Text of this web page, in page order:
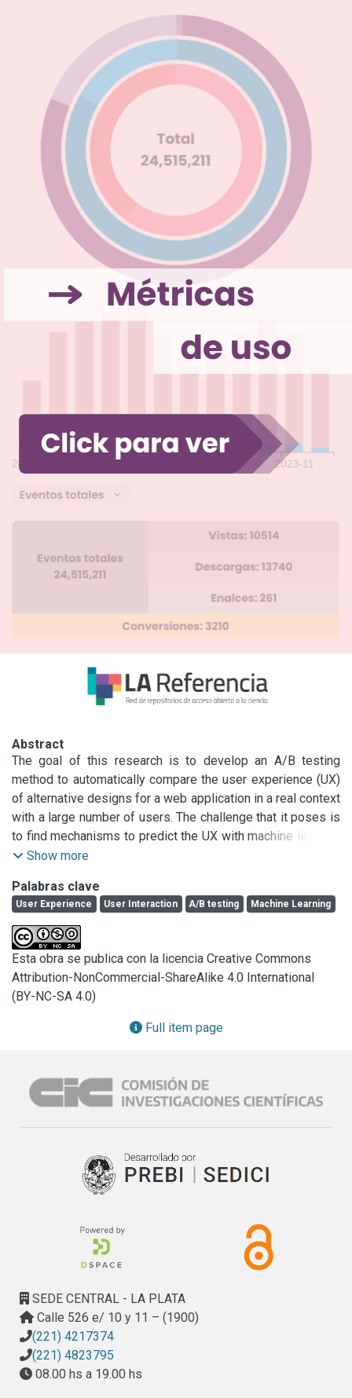
Abstract
The goal of this research is to develop an A/B testing
method to automatically compare the user experience (UX)
of alternative designs for a web application in a real context
with a large number of users. The challenge that it poses is
to find mechanisms to predict the UX with machine learning
techniques. This submission outlines the motivation,
Show more
Palabras clave
User Experience User Interaction A/B testing Machine Learning
Esta obra se publica con la licencia Creative Commons
Attribution-NonCommercial-ShareAlike 4.0 International
(BY-NC-SA 4.0)
Full item page
SEDE CENTRAL - LA PLATA
Calle 526 e/ 10 y 11 – (1900)
(221) 4217374
(221) 4823795
08.00 hs a 19.00 hs